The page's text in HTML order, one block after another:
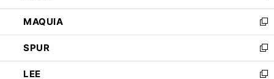
ン
ド
ウ
で
開
く
ウ
ィ
ン
ド
ウ
で
し
い
ウ
ィ
ン
ド
MAQUIA
新
し
い
ウ
ィ
SPUR
新
し
い
LEE
新